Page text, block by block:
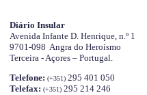
Diário Insular
Avenida Infante D. Henrique, n.º 1
9701-098 Angra do Heroísmo
Terceira - Açores – Portugal.
Telefone: (+351) 295 401 050
Telefax: (+351) 295 214 246